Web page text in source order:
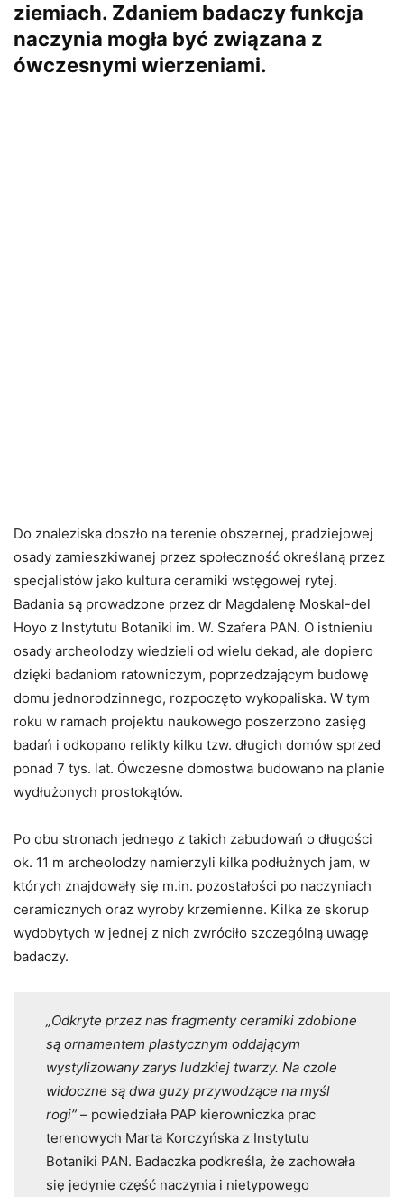
ziemiach. Zdaniem badaczy funkcja
naczynia mogła być związana z
ówczesnymi wierzeniami.
Do znaleziska doszło na terenie obszernej, pradziejowej
osady zamieszkiwanej przez społeczność określaną przez
specjalistów jako kultura ceramiki wstęgowej rytej.
Badania są prowadzone przez dr Magdalenę Moskal-del
Hoyo z Instytutu Botaniki im. W. Szafera PAN. O istnieniu
osady archeolodzy wiedzieli od wielu dekad, ale dopiero
dzięki badaniom ratowniczym, poprzedzającym budowę
domu jednorodzinnego, rozpoczęto wykopaliska. W tym
roku w ramach projektu naukowego poszerzono zasięg
badań i odkopano relikty kilku tzw. długich domów sprzed
ponad 7 tys. lat. Ówczesne domostwa budowano na planie
wydłużonych prostokątów.
Po obu stronach jednego z takich zabudowań o długości
ok. 11 m archeolodzy namierzyli kilka podłużnych jam, w
których znajdowały się m.in. pozostałości po naczyniach
ceramicznych oraz wyroby krzemienne. Kilka ze skorup
wydobytych w jednej z nich zwróciło szczególną uwagę
badaczy.
„Odkryte przez nas fragmenty ceramiki zdobione
są ornamentem plastycznym oddającym
wystylizowany zarys ludzkiej twarzy. Na czole
widoczne są dwa guzy przywodzące na myśl
rogi”– powiedziała PAP kierowniczka prac
terenowych Marta Korczyńska z Instytutu
Botaniki PAN. Badaczka podkreśla, że zachowała
się jedynie część naczynia i nietypowego